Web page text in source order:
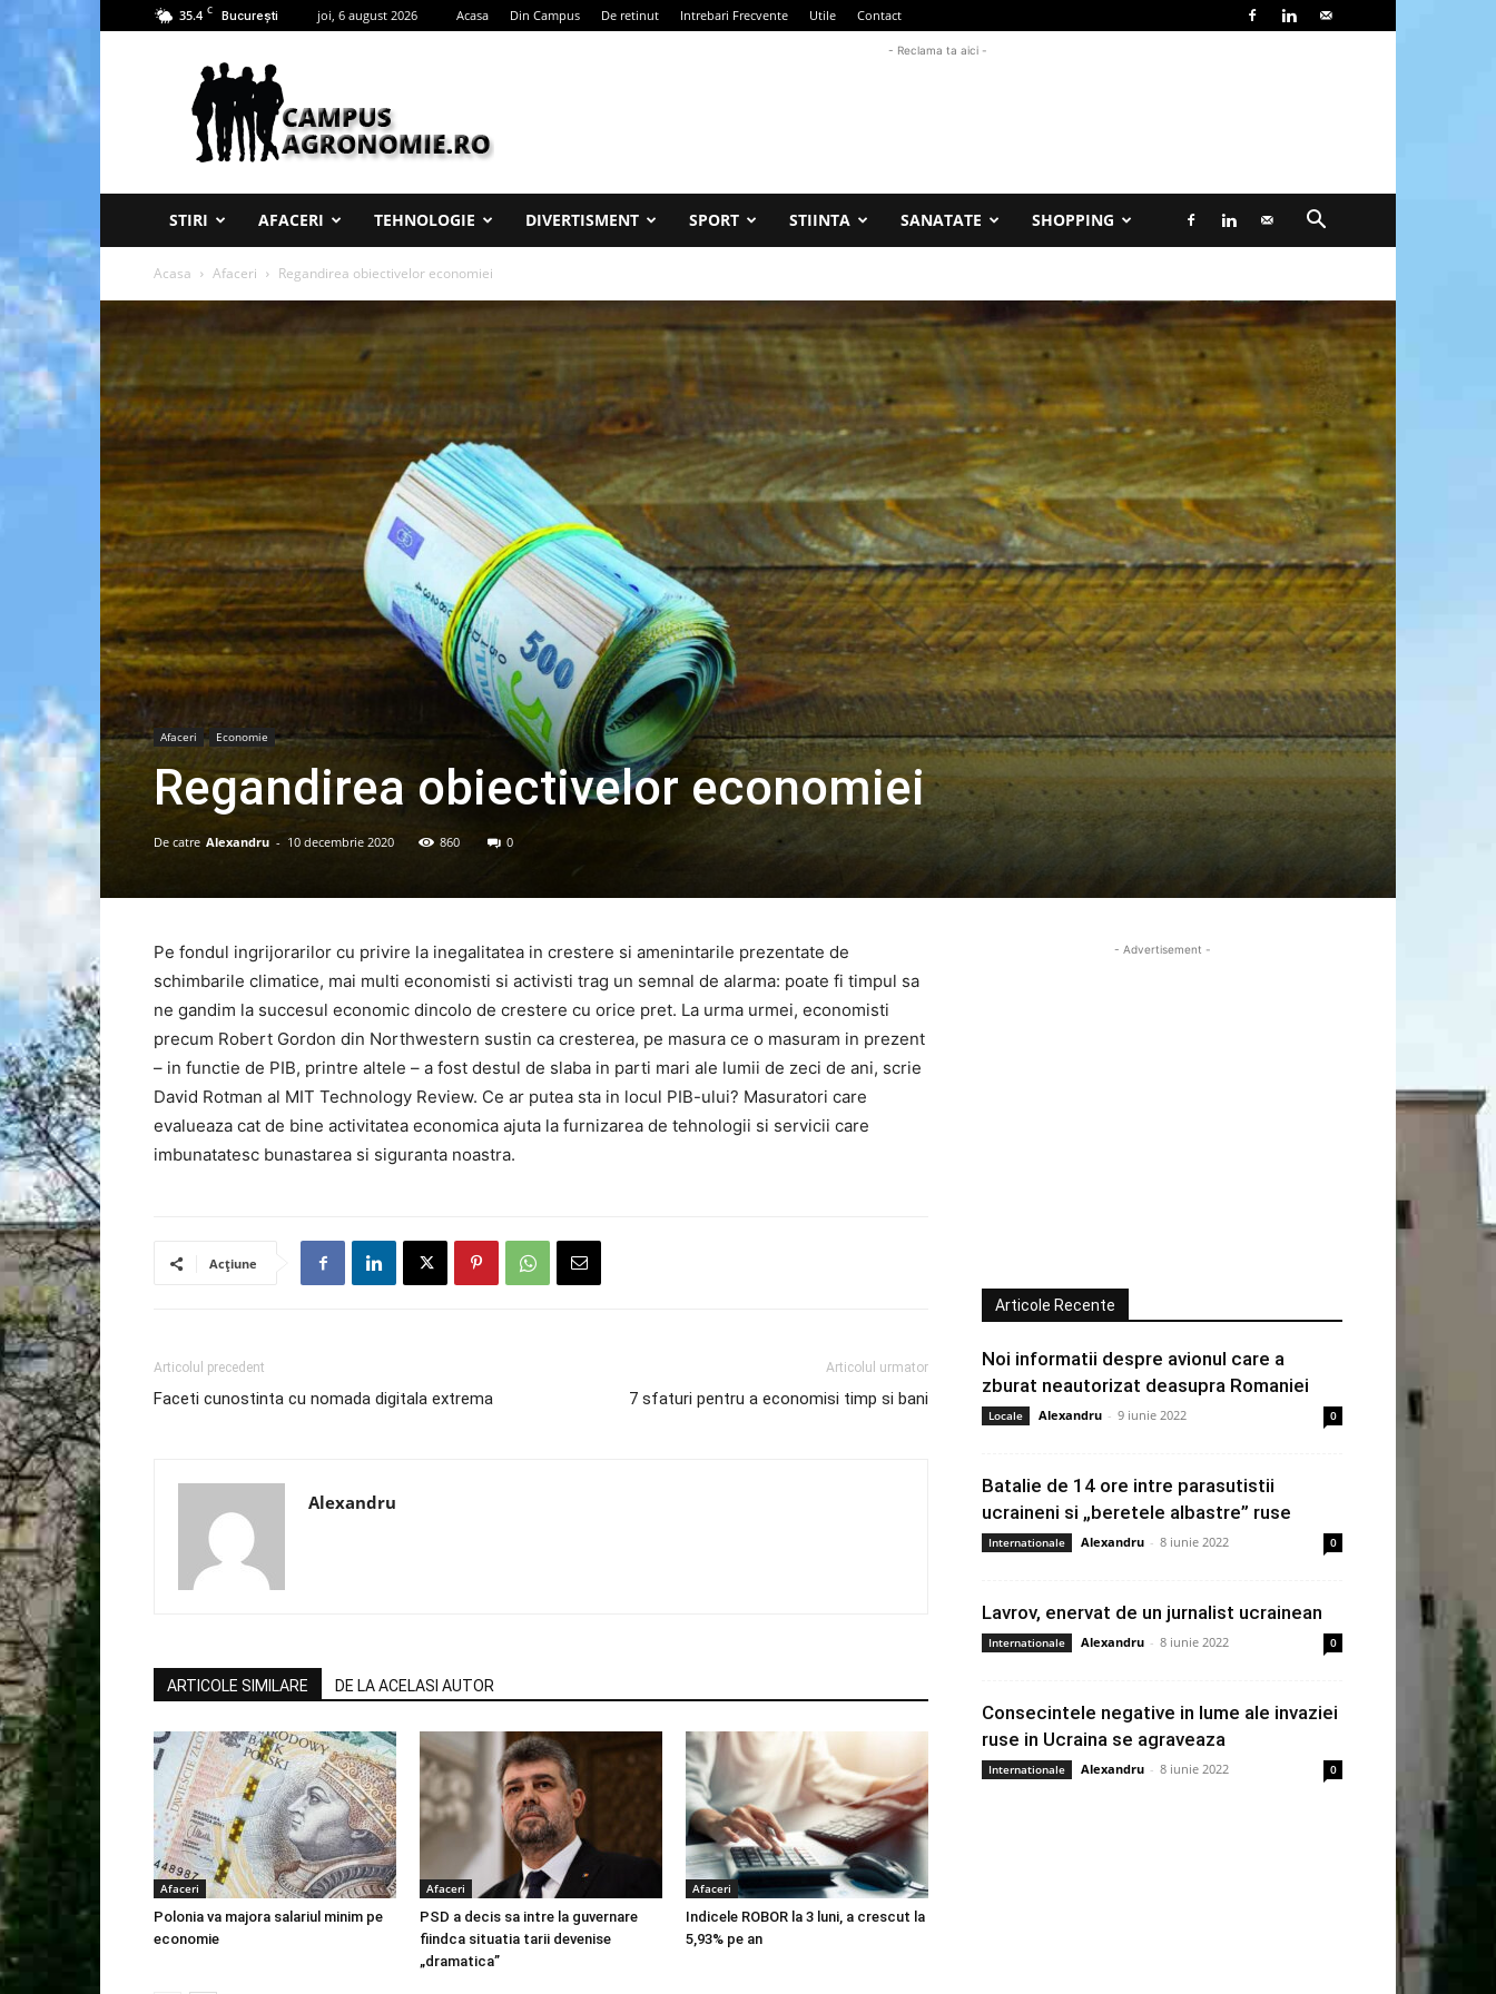
35.4 C București joi, 6 august 2026 Acasa Din Campus De retinut Intrebari Frecvente Utile Contact
Campus
Agronomie
- Reclama ta aici -
STIRI AFACERI TEHNOLOGIE DIVERTISMENT SPORT STIINTA SANATATE SHOPPING
Acasa Afaceri Regandirea obiectivelor economiei
Afaceri Economie
Regandirea obiectivelor economiei
De catre Alexandru - 10 decembrie 2020 860 0
Pe fondul ingrijorarilor cu privire la inegalitatea in crestere si amenintarile prezentate de
schimbarile climatice, mai multi economisti si activisti trag un semnal de alarma: poate fi timpul sa
ne gandim la succesul economic dincolo de crestere cu orice pret. La urma urmei, economisti
precum Robert Gordon din Northwestern sustin ca cresterea, pe masura ce o masuram in prezent
– in functie de PIB, printre altele – a fost destul de slaba in parti mari ale lumii de zeci de ani, scrie
David Rotman al MIT Technology Review. Ce ar putea sta in locul PIB-ului? Masuratori care
evalueaza cat de bine activitatea economica ajuta la furnizarea de tehnologii si servicii care
imbunatatesc bunastarea si siguranta noastra.
Acțiune
Articolul precedent
Faceti cunostinta cu nomada digitala extrema
Articolul urmator
7 sfaturi pentru a economisi timp si bani
Alexandru
ARTICOLE SIMILARE DE LA ACELASI AUTOR
Afaceri
Polonia va majora salariul minim pe
economie
Afaceri
PSD a decis sa intre la guvernare
fiindca situatia tarii devenise
„dramatica”
Afaceri
Indicele ROBOR la 3 luni, a crescut la
5,93% pe an
- Advertisement -
Articole Recente
Noi informatii despre avionul care a
zburat neautorizat deasupra Romaniei
Locale Alexandru - 9 iunie 2022 0
Batalie de 14 ore intre parasutistii
ucraineni si „beretele albastre” ruse
Internationale Alexandru - 8 iunie 2022 0
Lavrov, enervat de un jurnalist ucrainean
Internationale Alexandru - 8 iunie 2022 0
Consecintele negative in lume ale invaziei
ruse in Ucraina se agraveaza
Internationale Alexandru - 8 iunie 2022 0